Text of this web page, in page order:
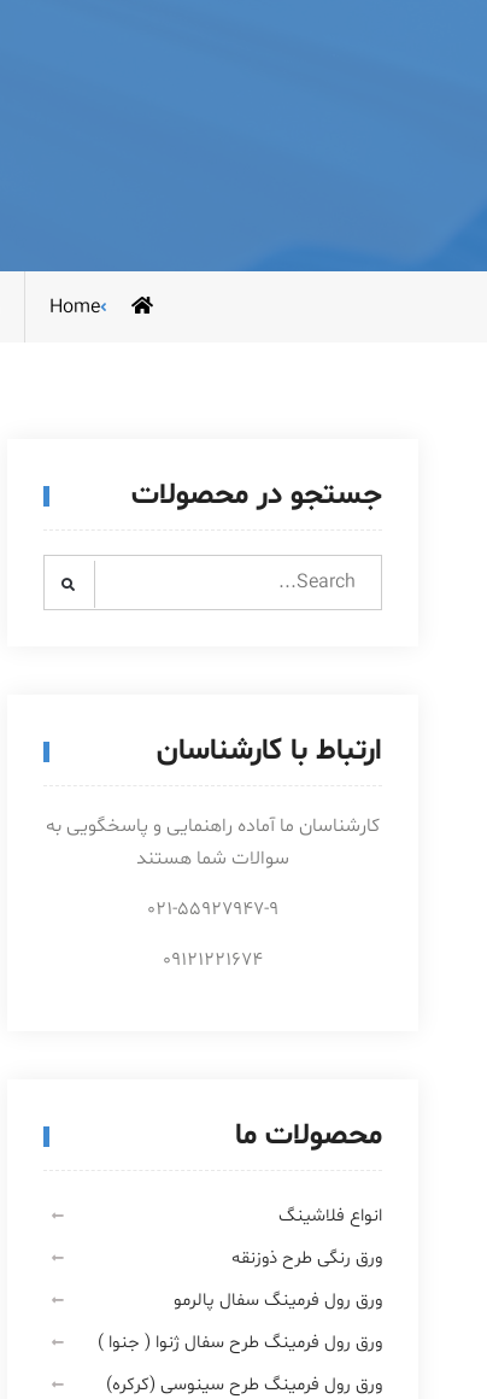
Home
جستجو در محصولات
Search
ارتباط با کارشناسان
کارشناسان ما آماده راهنمایی و پاسخگویی به
سوالات شما هستند
021-55927947-9
09121221674
محصولات ما
انواع فلاشینگ
ورق رنگی طرح ذوزنقه
ورق رول فرمینگ سفال پالرمو
ورق رول فرمینگ طرح سفال ژنوا ( جنوا )
ورق رول فرمینگ طرح سینوسی (کرکره)